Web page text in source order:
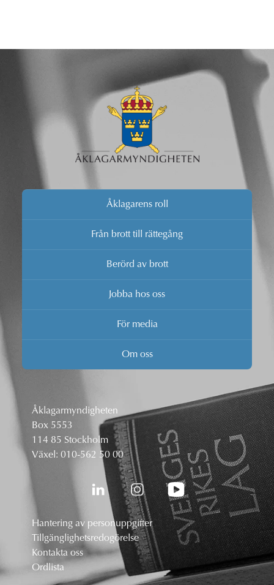
Åklagarens roll
Från brott till rättegång
Berörd av brott
Jobba hos oss
För media
Om oss
Åklagarmyndigheten
Box 5553
114 85 Stockholm
Växel: 010-562 50 00
Hantering av personuppgifter
Tillgänglighetsredogörelse
Kontakta oss
Ordlista